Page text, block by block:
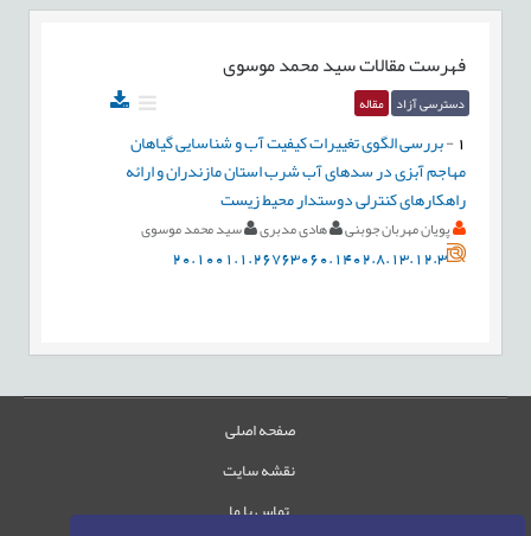
فهرست مقالاتسید محمد موسوی
دسترسی آزاد مقاله
-بررسی الگوی تغییرات کیفیت آب و شناسایی گیاهان
مهاجم آبزی در سدهای آب شرب استان مازندران و ارائه
راهکارهای کنترلی دوستدار محیط زیست
پویان مهربان جوبنی هادی مدبری سید محمد موسوی
20.1001.1.26763060.1402.8.13.12.3
صفحه اصلی
نقشه سایت
تماس با ما